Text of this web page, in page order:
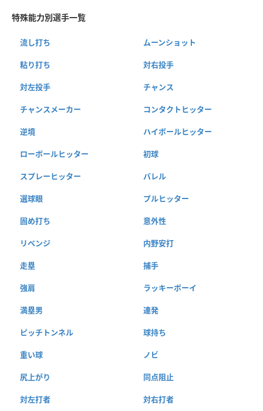
特殊能力別選手一覧
流し打ち ムーンショット
粘り打ち 対右投手
対左投手 チャンス
チャンスメーカー コンタクトヒッター
逆境 ハイボールヒッター
ローボールヒッター 初球
スプレーヒッター バレル
選球眼 プルヒッター
固め打ち 意外性
リベンジ 内野安打
走塁 捕手
強肩 ラッキーボーイ
満塁男 連発
ピッチトンネル 球持ち
重い球 ノビ
尻上がり 同点阻止
対左打者 対右打者